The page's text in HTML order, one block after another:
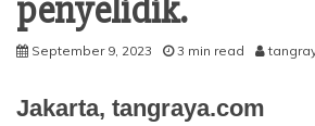
penyelidik.
September 9, 2023 3 min read
Jakarta, tangraya.com